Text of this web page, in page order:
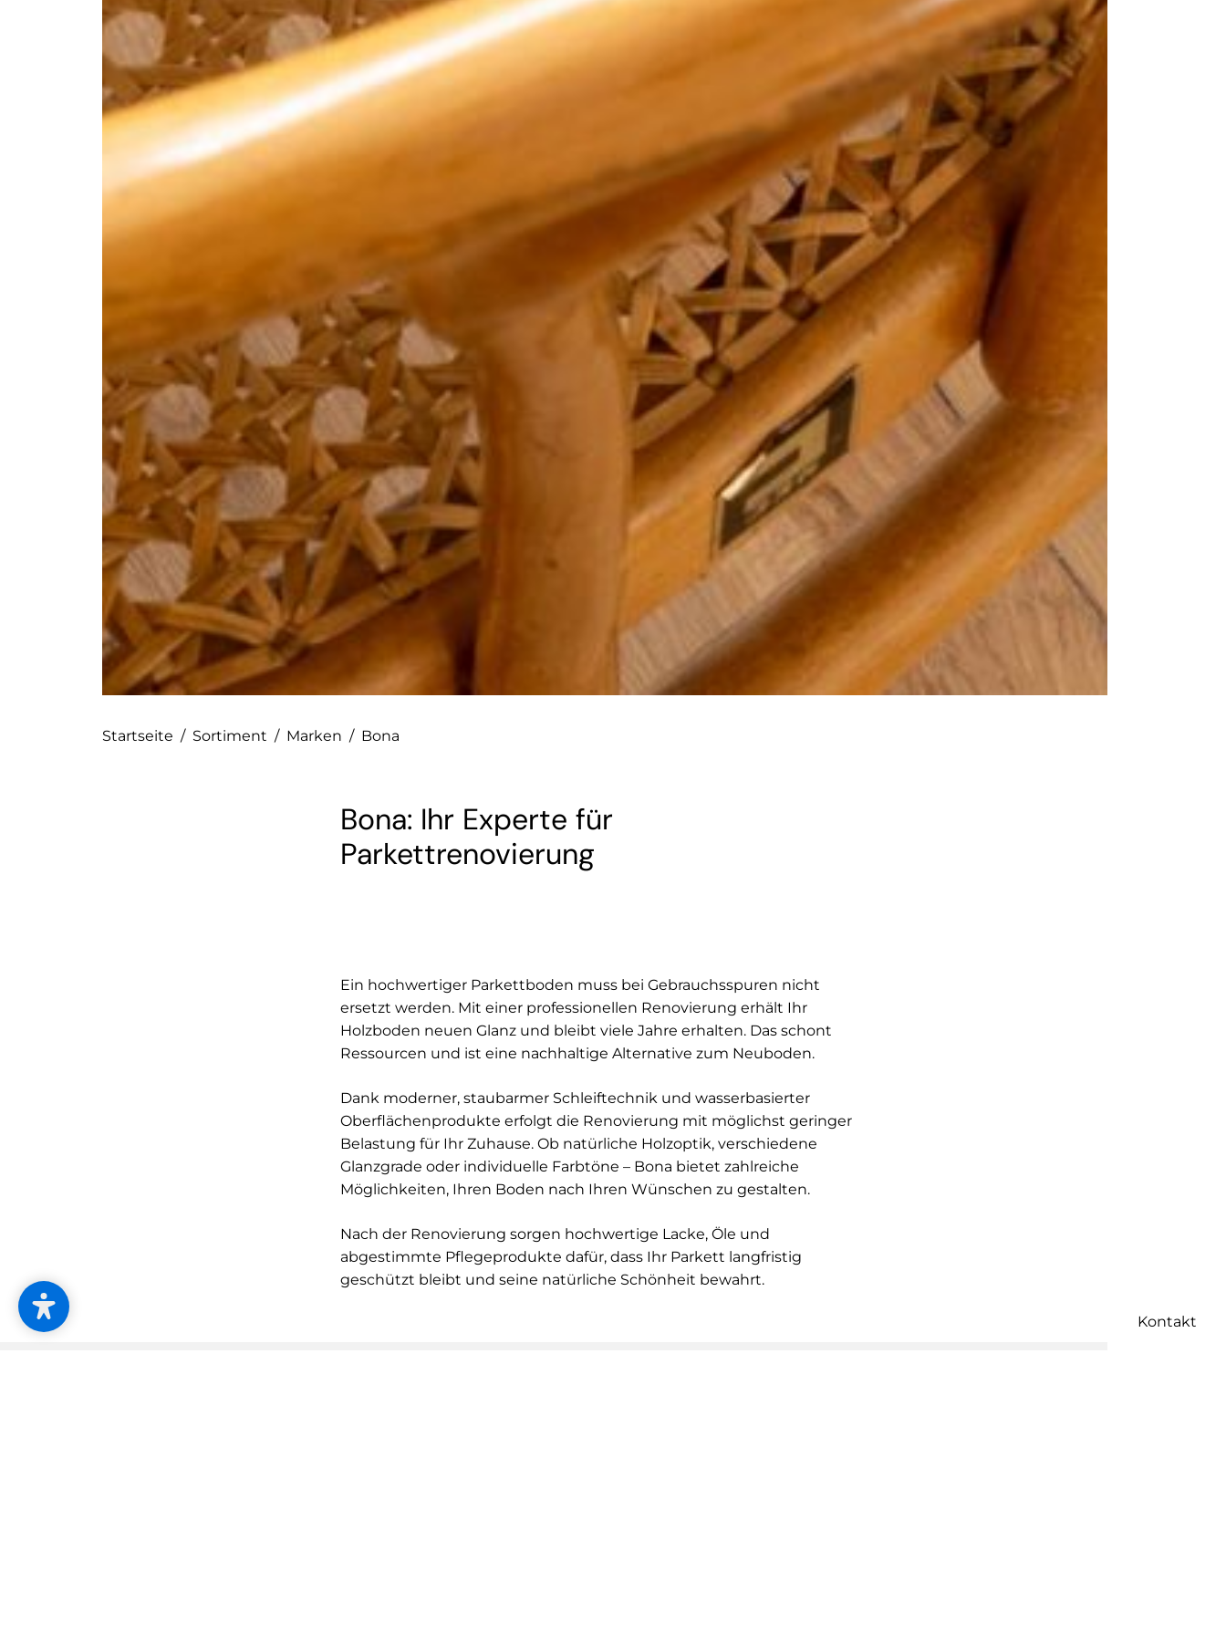
Kontakt
Startseite / Sortiment / Marken / Bona
Bona: Ihr Experte für
Parkettrenovierung
Ein hochwertiger Parkettboden muss bei Gebrauchsspuren nicht
ersetzt werden. Mit einer professionellen Renovierung erhält Ihr
Holzboden neuen Glanz und bleibt viele Jahre erhalten. Das schont
Ressourcen und ist eine nachhaltige Alternative zum Neuboden.
Dank moderner, staubarmer Schleiftechnik und wasserbasierter
Oberflächenprodukte erfolgt die Renovierung mit möglichst geringer
Belastung für Ihr Zuhause. Ob natürliche Holzoptik, verschiedene
Glanzgrade oder individuelle Farbtöne – Bona bietet zahlreiche
Möglichkeiten, Ihren Boden nach Ihren Wünschen zu gestalten.
Nach der Renovierung sorgen hochwertige Lacke, Öle und
abgestimmte Pflegeprodukte dafür, dass Ihr Parkett langfristig
geschützt bleibt und seine natürliche Schönheit bewahrt.